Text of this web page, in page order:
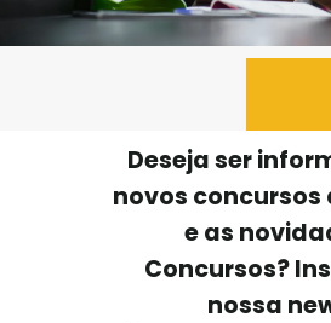
Deseja ser
novos
e as
Concursos?
nossa